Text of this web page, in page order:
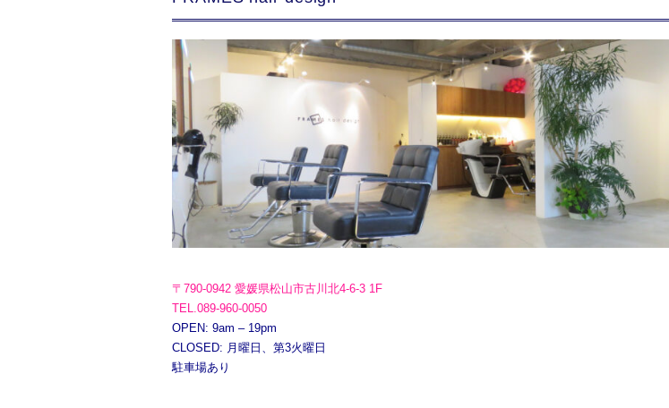
〒790-0942 愛媛県松山市古川北4-6-3 1F
TEL.089-960-0050
OPEN: 9am – 19pm
CLOSED: 月曜日、第3火曜日
駐車場あり